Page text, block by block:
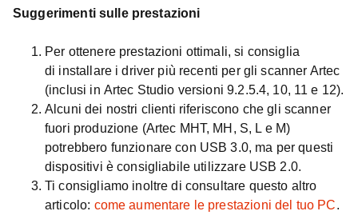
Suggerimenti sulle prestazioni
Per ottenere prestazioni ottimali, si consiglia
di installare i driver più recenti per gli scanner Artec
(inclusi in Artec Studio versioni 9.2.5.4, 10, 11 e 12).
Alcuni dei nostri clienti riferiscono che gli scanner
fuori produzione (Artec MHT, MH, S, L e M)
potrebbero funzionare con USB 3.0, ma per questi
dispositivi è consigliabile utilizzare USB 2.0.
Ti consigliamo inoltre di consultare questo altro
articolo: come aumentare le prestazioni del tuo PC.